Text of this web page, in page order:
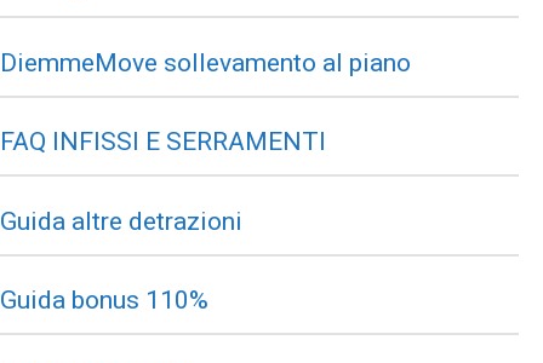
DiemmeMove sollevamento al piano
FAQ INFISSI E SERRAMENTI
Guida altre detrazioni
Guida bonus 110%